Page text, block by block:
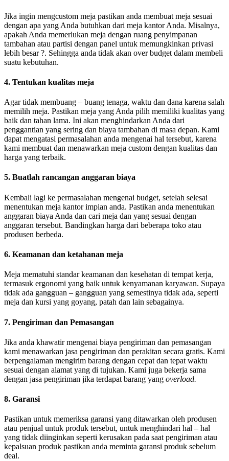
Jika ingin mengcustom meja pastikan anda membuat meja sesuai
dengan apa yang Anda butuhkan dari meja kantor Anda. Misalnya,
apakah Anda memerlukan meja dengan ruang penyimpanan
tambahan atau partisi dengan panel untuk memungkinkan privasi
lebih besar ?. Sehingga anda tidak akan over budget dalam membeli
suatu kebutuhan.
4. Tentukan kualitas meja
Agar tidak membuang – buang tenaga, waktu dan dana karena salah
memilih meja. Pastikan meja yang Anda pilih memiliki kualitas yang
baik dan tahan lama. Ini akan menghindarkan Anda dari
penggantian yang sering dan biaya tambahan di masa depan. Kami
dapat mengatasi permasalahan anda mengenai hal tersebut, karena
kami membuat dan menawarkan meja custom dengan kualitas dan
harga yang terbaik.
5. Buatlah rancangan anggaran biaya
Kembali lagi ke permasalahan mengenai budget, setelah selesai
menentukan meja kantor impian anda. Pastikan anda menentukan
anggaran biaya Anda dan cari meja dan yang sesuai dengan
anggaran tersebut. Bandingkan harga dari beberapa toko atau
produsen berbeda.
6. Keamanan dan ketahanan meja
Meja mematuhi standar keamanan dan kesehatan di tempat kerja,
termasuk ergonomi yang baik untuk kenyamanan karyawan. Supaya
tidak ada gangguan – gangguan yang semestinya tidak ada, seperti
meja dan kursi yang goyang, patah dan lain sebagainya.
7. Pengiriman dan Pemasangan
Jika anda khawatir mengenai biaya pengiriman dan pemasangan
kami menawarkan jasa pengiriman dan perakitan secara gratis. Kami
berpengalaman mengirim barang dengan cepat dan tepat waktu
sesuai dengan alamat yang di tujukan. Kami juga bekerja sama
dengan jasa pengiriman jika terdapat barang yang overload.
8. Garansi
Pastikan untuk memeriksa garansi yang ditawarkan oleh produsen
atau penjual untuk produk tersebut, untuk menghindari hal – hal
yang tidak diinginkan seperti kerusakan pada saat pengiriman atau
kepalsuan produk pastikan anda meminta garansi produk sebelum
deal.